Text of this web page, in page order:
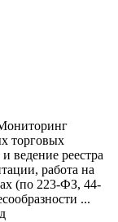
торговых
ведение реестра
работа на
(по 223-ФЗ, 44-
...